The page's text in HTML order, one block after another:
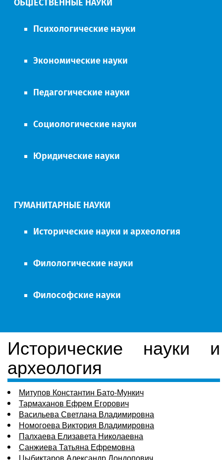
ОБЩЕСТВЕННЫЕ НАУКИ
Психологические науки
Экономические науки
Педагогические науки
Социологические науки
Юридические науки
ГУМАНИТАРНЫЕ НАУКИ
Исторические науки и археология
Филологические науки
Философские науки
Исторические науки и
археология
Митупов Константин Бато-Мункич
Тармаханов Ефрем Егорович
Васильева Светлана Владимировна
Номогоева Виктория Владимировна
Палхаева Елизавета Николаевна
Санжиева Татьяна Ефремовна